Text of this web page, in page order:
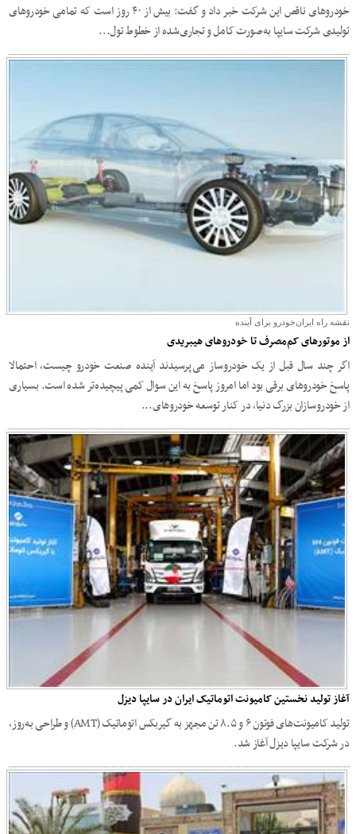
خودروهای ناقص این شرکت خبر داد و گفت: بیش از ۴۰ روز است که تمامی خودروهای
تولیدی شرکت سایپا به‌صورت کامل و تجاری‌شده از خطوط تول...
نقشه راه ایران‌خودرو برای آینده
از موتورهای کم‌مصرف تا خودروهای هیبریدی
اگر چند سال قبل از یک خودروساز می‌پرسیدند آینده صنعت خودرو چیست، احتمالا
پاسخ خودروهای برقی بود اما امروز پاسخ به این سوال کمی پیچیده‌تر شده است. بسیاری
از خودروسازان بزرگ دنیا، در کنار توسعه خودروهای...
آغاز تولید نخستین کامیونت اتوماتیک ایران در سایپا دیزل
تولید کامیونت‌های فوتون ۶ و ۸.۵ تن مجهز به گیربکس اتوماتیک (AMT) و طراحی به‌روز،
در شرکت سایپا دیزل آغاز شد.